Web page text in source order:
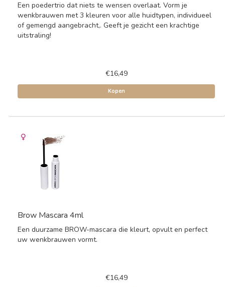
Een poedertrio dat niets te wensen overlaat. Vorm je
wenkbrauwen met 3 kleuren voor alle huidtypen, individueel
of gemengd aangebracht,. Geeft je gezicht een krachtige
uitstraling!
€16,49
Kopen
Brow Mascara 4ml
Een duurzame BROW-mascara die kleurt, opvult en perfect
uw wenkbrauwen vormt.
€16,49